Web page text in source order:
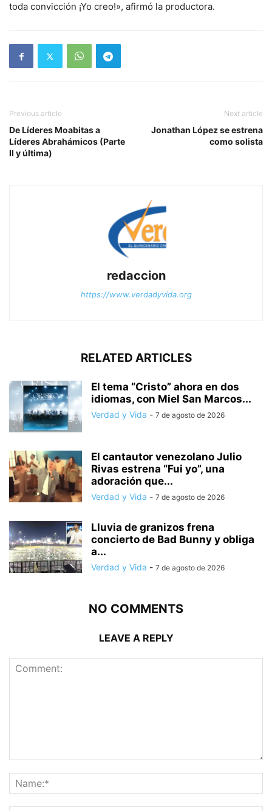
toda convicción ¡Yo creo!», afirmó la productora.
Previous article
De Líderes Moabitas a
Líderes Abrahámicos (Parte
II y última)
Next article
Jonathan López se estrena
como solista
redaccion
https://www.verdadyvida.org
RELATED ARTICLES
El tema “Cristo” ahora en dos
idiomas, con Miel San Marcos...
Verdad y Vida - 7 de agosto de 2026
El cantautor venezolano Julio
Rivas estrena “Fui yo”, una
adoración que...
Verdad y Vida - 7 de agosto de 2026
Lluvia de granizos frena
concierto de Bad Bunny y obliga
a...
Verdad y Vida - 7 de agosto de 2026
NO COMMENTS
LEAVE A REPLY